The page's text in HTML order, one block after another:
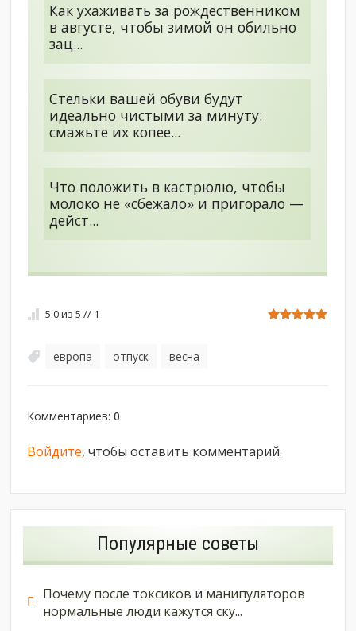
Как ухаживать за рождественником
в августе, чтобы зимой он обильно
зац...
Стельки вашей обуви будут
идеально чистыми за минуту:
смажьте их копее...
Что положить в кастрюлю, чтобы
молоко не «сбежало» и пригорало —
дейст...
5.0из5 // 1
европа отпуск весна
Комментариев:0
Войдите, чтобы оставить комментарий.
Популярные советы
Почему после токсиков и манипуляторов
нормальные люди кажутся ску...